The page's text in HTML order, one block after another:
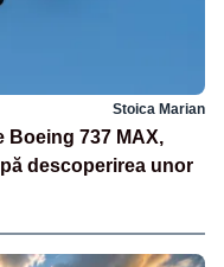
Stoica Marian
Boeing 737 MAX,
descoperirea unor